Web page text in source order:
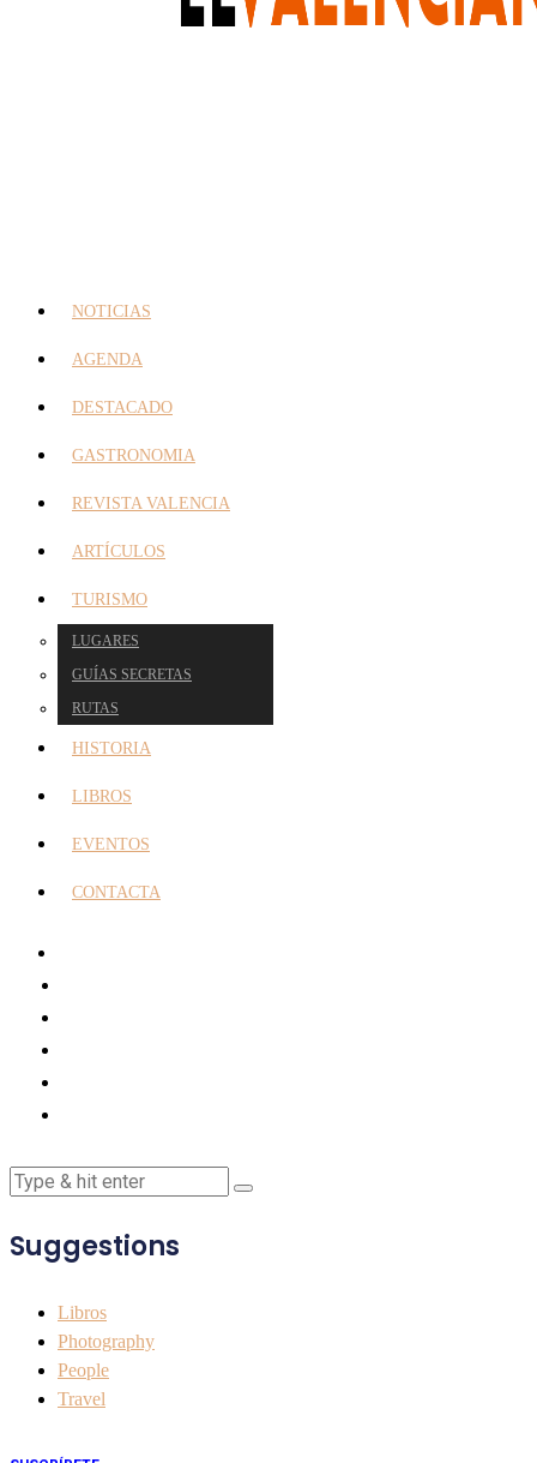
NOTICIAS
AGENDA
DESTACADO
GASTRONOMIA
REVISTA VALENCIA
ARTÍCULOS
TURISMO
LUGARES
GUÍAS SECRETAS
RUTAS
HISTORIA
LIBROS
EVENTOS
CONTACTA
Suggestions
Libros
Photography
People
Travel